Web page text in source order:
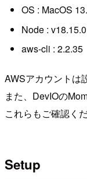
OS : MacOS
Node : v18.15.0
aws-cli : 2.2.35
AWSアカウントは
また、DevIOの
これらもご確認くだ
Setup